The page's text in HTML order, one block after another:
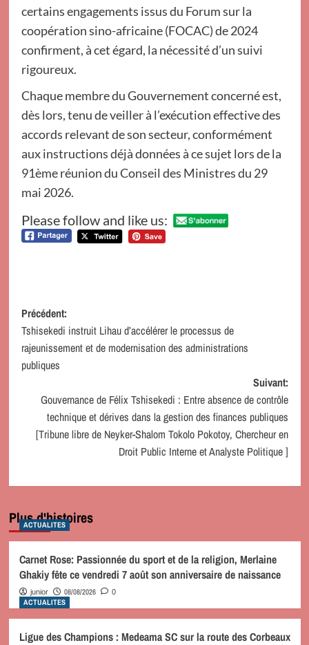
certains engagements issus du Forum sur la
coopération sino-africaine (FOCAC) de 2024
confirment, à cet égard, la nécessité d’un suivi
rigoureux.
Chaque membre du Gouvernement concerné est,
dès lors, tenu de veiller à l’exécution effective des
accords relevant de son secteur, conformément
aux instructions déjà données à ce sujet lors de la
91ème réunion du Conseil des Ministres du 29
mai 2026.
Please follow and like us:
Navigation
d’article
Précédent:
Tshisekedi instruit Lihau d’accélérer le processus de
rajeunissement et de modernisation des administrations
publiques
Suivant:
Gouvernance de Félix Tshisekedi : Entre absence de contrôle
technique et dérives dans la gestion des finances publiques
[Tribune libre de Neyker-Shalom Tokolo Pokotoy, Chercheur en
Droit Public Interne et Analyste Politique ]
Plus d'histoires
ACTUALITES
Carnet Rose: Passionnée du sport et de la religion, Merlaine
Ghakiy fête ce vendredi 7 août son anniversaire de naissance
junior 08/08/2026 0
ACTUALITES
Ligue des Champions : Medeama SC sur la route des Corbeaux